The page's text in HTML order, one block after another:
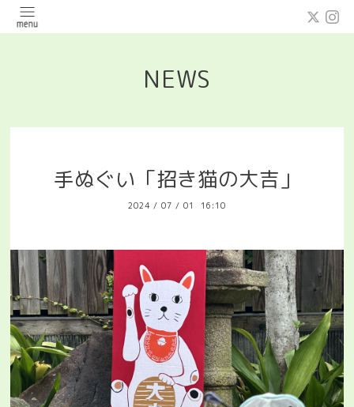
NEWS
手ぬぐい「招き猫の大吉」
2024 / 07 / 01 16:10